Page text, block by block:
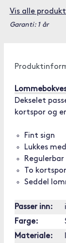
Vis alle
Garanti: 1 år
Dekselet
kortspor og
Fint sign
Lukkes
Regulerbar
To kortspor
Seddel
Passer inn:
Farge:
Materiale: